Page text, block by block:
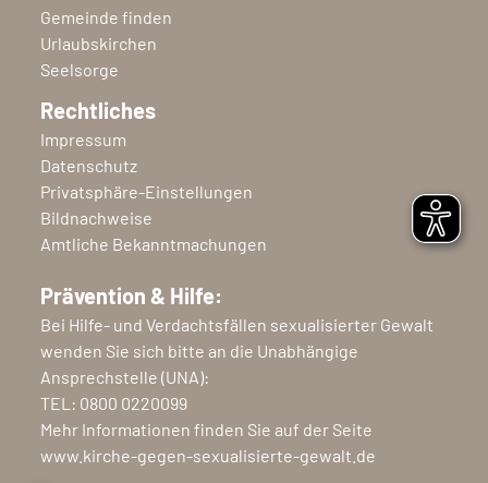
Gemeinde finden
Urlaubskirchen
Seelsorge
Rechtliches
Impressum
Datenschutz
Privatsphäre-Einstellungen
Bildnachweise
Amtliche Bekanntmachungen
Prävention & Hilfe:
Bei Hilfe- und Verdachtsfällen sexualisierter Gewalt
wenden Sie sich bitte an die Unabhängige
Ansprechstelle (UNA):
TEL: 0800 0220099
Mehr Informationen finden Sie auf der Seite
www.kirche-gegen-sexualisierte-gewalt.de